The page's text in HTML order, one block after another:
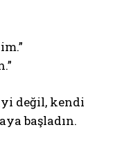
değil, kendi
başladın.